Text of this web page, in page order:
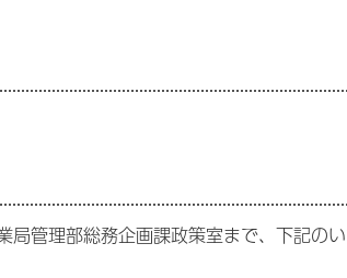
局管理部総務企画課政策室まで、下記の